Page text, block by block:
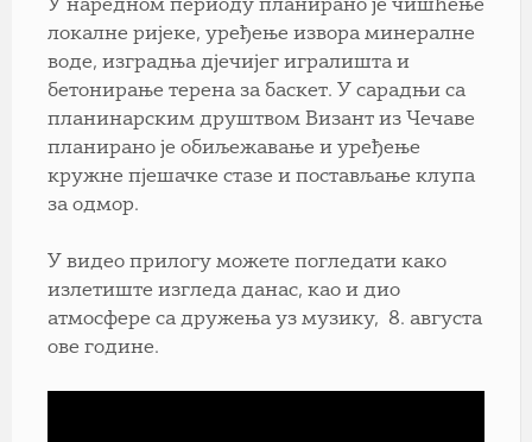
У наредном периоду планирано је чишћење
локалне ријеке, уређење извора минералне
воде, изградња дјечијег игралишта и
бетонирање терена за баскет. У сарадњи са
планинарским друштвом Визант из Чечаве
планирано је обиљежавање и уређење
кружне пјешачке стазе и постављање клупа
за одмор.
У видео прилогу можете погледати како
излетиште изгледа данас, као и дио
атмосфере са дружења уз музику, 8. августа
ове године.